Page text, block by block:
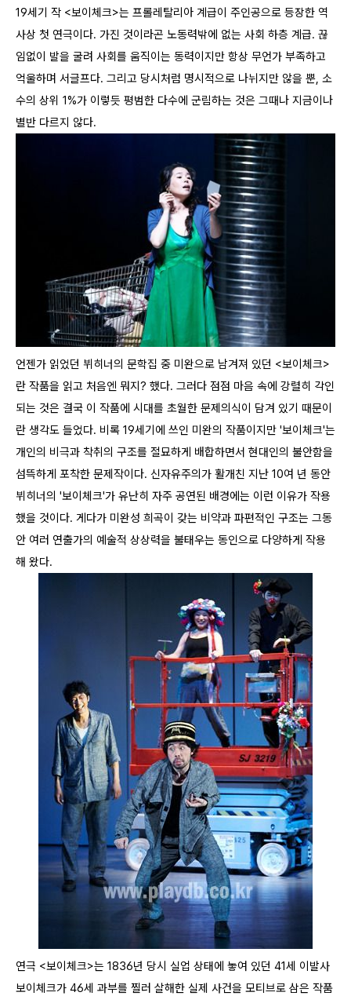
19세기 작 <보이체크>는 프롤레탈리아 계급이 주인공으로 등장한 역
사상 첫 연극이다. 가진 것이라곤 노동력밖에 없는 사회 하층 계급. 끊
임없이 발을 굴려 사회를 움직이는 동력이지만 항상 무언가 부족하고
억울하며 서글프다. 그리고 당시처럼 명시적으로 나뉘지만 않을 뿐, 소
수의 상위 1%가 이렇듯 평범한 다수에 군림하는 것은 그때나 지금이나
별반 다르지 않다.
언젠가 읽었던 뷔히너의 문학집 중 미완으로 남겨져 있던 <보이체크>
란 작품을 읽고 처음엔 뭐지? 했다. 그러다 점점 마음 속에 강렬히 각인
되는 것은 결국 이 작품에 시대를 초월한 문제의식이 담겨 있기 때문이
란 생각도 들었다. 비록 19세기에 쓰인 미완의 작품이지만 '보이체크'는
개인의 비극과 착취의 구조를 절묘하게 배합하면서 현대인의 불안함을
섬뜩하게 포착한 문제작이다. 신자유주의가 활개친 지난 10여 년 동안
뷔히너의 '보이체크'가 유난히 자주 공연된 배경에는 이런 이유가 작용
했을 것이다. 게다가 미완성 희곡이 갖는 비약과 파편적인 구조는 그동
안 여러 연출가의 예술적 상상력을 불태우는 동인으로 다양하게 작용
해 왔다.
연극 <보이체크>는 1836년 당시 실업 상태에 놓여 있던 41세 이발사
보이체크가 46세 과부를 찔러 살해한 실제 사건을 모티브로 삼은 작품